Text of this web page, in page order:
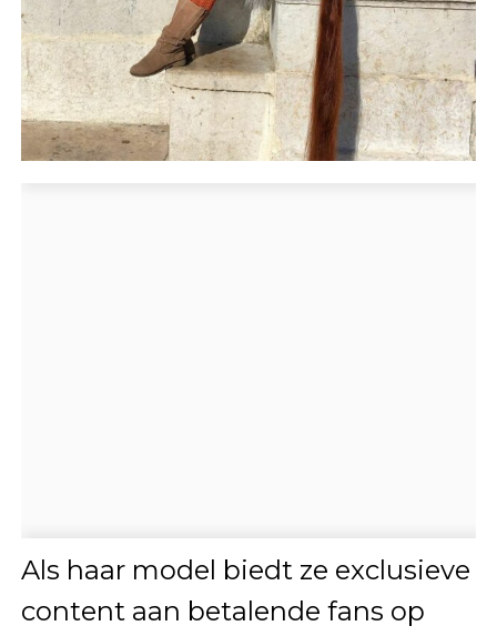
Als haar model biedt ze exclusieve
content aan betalende fans op